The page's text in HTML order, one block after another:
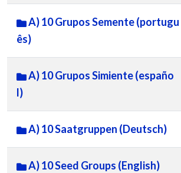
A) 10 Grupos Semente (portugu
ês)
A) 10 Grupos Simiente (españo
l)
A) 10 Saatgruppen (Deutsch)
A) 10 Seed Groups (English)